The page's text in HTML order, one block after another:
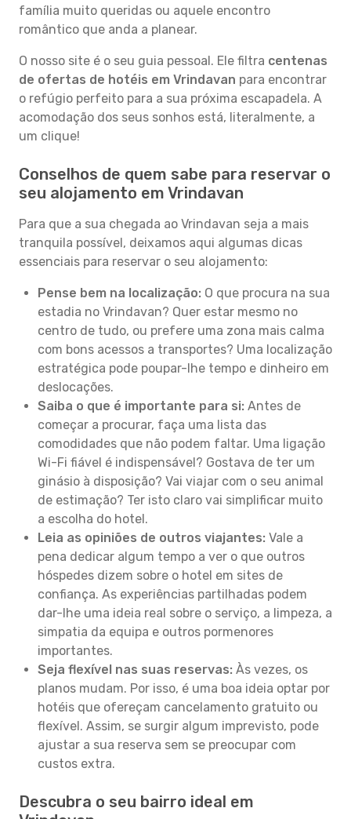
família muito queridas ou aquele encontro
romântico que anda a planear.
O nosso site é o seu guia pessoal. Ele filtra centenas
de ofertas de hotéis em Vrindavan para encontrar
o refúgio perfeito para a sua próxima escapadela. A
acomodação dos seus sonhos está, literalmente, a
um clique!
Conselhos de quem sabe para reservar o
seu alojamento em Vrindavan
Para que a sua chegada ao Vrindavan seja a mais
tranquila possível, deixamos aqui algumas dicas
essenciais para reservar o seu alojamento:
Pense bem na localização: O que procura na sua
estadia no Vrindavan? Quer estar mesmo no
centro de tudo, ou prefere uma zona mais calma
com bons acessos a transportes? Uma localização
estratégica pode poupar-lhe tempo e dinheiro em
deslocações.
Saiba o que é importante para si: Antes de
começar a procurar, faça uma lista das
comodidades que não podem faltar. Uma ligação
Wi-Fi fiável é indispensável? Gostava de ter um
ginásio à disposição? Vai viajar com o seu animal
de estimação? Ter isto claro vai simplificar muito
a escolha do hotel.
Leia as opiniões de outros viajantes: Vale a
pena dedicar algum tempo a ver o que outros
hóspedes dizem sobre o hotel em sites de
confiança. As experiências partilhadas podem
dar-lhe uma ideia real sobre o serviço, a limpeza, a
simpatia da equipa e outros pormenores
importantes.
Seja flexível nas suas reservas: Às vezes, os
planos mudam. Por isso, é uma boa ideia optar por
hotéis que ofereçam cancelamento gratuito ou
flexível. Assim, se surgir algum imprevisto, pode
ajustar a sua reserva sem se preocupar com
custos extra.
Descubra o seu bairro ideal em